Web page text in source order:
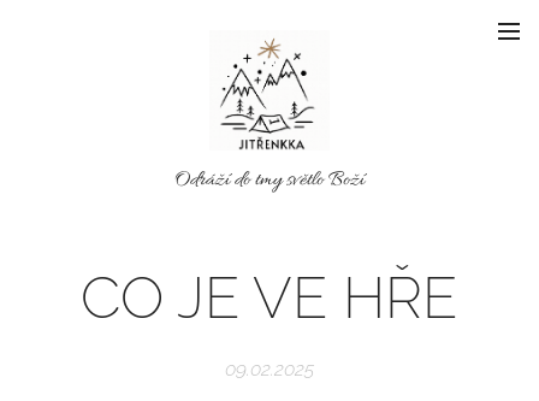
Odráží do tmy světlo Boží
CO JE VE HŘE
09.02.2025